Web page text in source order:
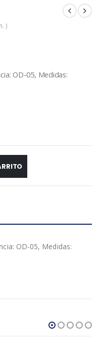
)
OD-05, Medidas:
OD-05, Medidas: